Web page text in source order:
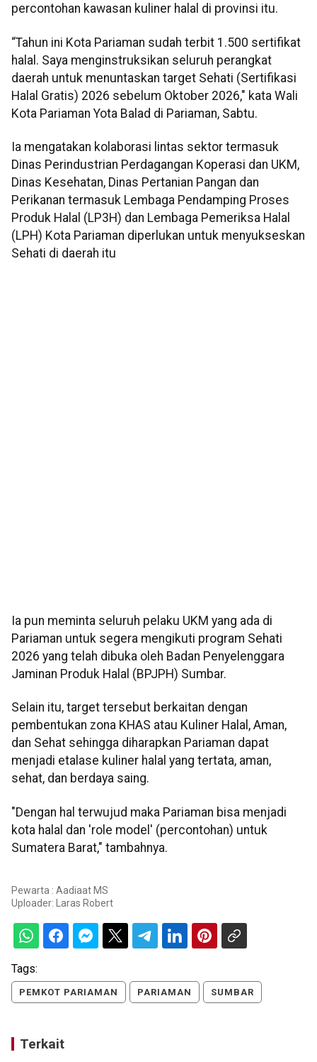
percontohan kawasan kuliner halal di provinsi itu.
“Tahun ini Kota Pariaman sudah terbit 1.500 sertifikat
halal. Saya menginstruksikan seluruh perangkat
daerah untuk menuntaskan target Sehati (Sertifikasi
Halal Gratis) 2026 sebelum Oktober 2026," kata Wali
Kota Pariaman Yota Balad di Pariaman, Sabtu.
Ia mengatakan kolaborasi lintas sektor termasuk
Dinas Perindustrian Perdagangan Koperasi dan UKM,
Dinas Kesehatan, Dinas Pertanian Pangan dan
Perikanan termasuk Lembaga Pendamping Proses
Produk Halal (LP3H) dan Lembaga Pemeriksa Halal
(LPH) Kota Pariaman diperlukan untuk menyukseskan
Sehati di daerah itu
Ia pun meminta seluruh pelaku UKM yang ada di
Pariaman untuk segera mengikuti program Sehati
2026 yang telah dibuka oleh Badan Penyelenggara
Jaminan Produk Halal (BPJPH) Sumbar.
Selain itu, target tersebut berkaitan dengan
pembentukan zona KHAS atau Kuliner Halal, Aman,
dan Sehat sehingga diharapkan Pariaman dapat
menjadi etalase kuliner halal yang tertata, aman,
sehat, dan berdaya saing.
"Dengan hal terwujud maka Pariaman bisa menjadi
kota halal dan 'role model' (percontohan) untuk
Sumatera Barat," tambahnya.
Pewarta : Aadiaat MS
Uploader:
Laras Robert
Tags:
PEMKOT PARIAMAN PARIAMAN SUMBAR
Terkait